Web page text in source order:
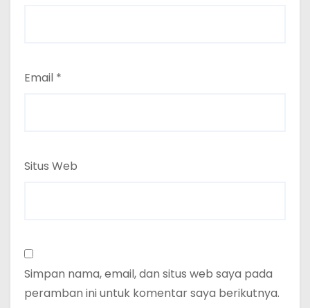
Email *
Situs Web
Simpan nama, email, dan situs web saya pada
peramban ini untuk komentar saya berikutnya.